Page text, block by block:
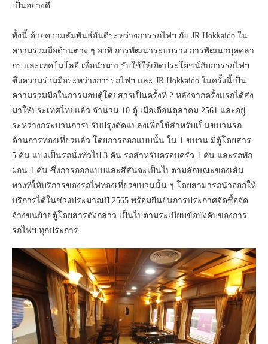
เป็นอย่างดี
ทั้งนี้ ด้วยความสัมพันธ์อันดีระหว่างการรถไฟฯ กับ JR Hokkaido ใน
ความร่วมมือด้านต่าง ๆ อาทิ การพัฒนาระบบราง การพัฒนาบุคคลา
กร และเทคโนโลยี เพื่อนำมาปรับใช้ให้เกิดประโยชน์กับการรถไฟฯ
ซึ่งความร่วมมือระหว่างการรถไฟฯ และ JR Hokkaido ในครั้งนี้เป็น
ความร่วมมือในการมอบตู้โดยสารเป็นครั้งที่ 2 หลังจากครั้งแรกได้ส่ง
มาให้ประเทศไทยแล้ว จำนวน 10 ตู้ เมื่อเดือนตุลาคม 2561 และอยู่
ระหว่างกระบวนการปรับปรุงดัดแปลงเพื่อใช้สำหรับเป็นขบวนรถ
ด้านการท่องเที่ยวแล้ว โดยการออกแบบนั้น ใน 1 ขบวน มีตู้โดยสาร
5 คัน แบ่งเป็นรถนั่งทั่วไป 3 คัน รถสำหรับครอบครัว 1 คัน และรถพัก
ผ่อน 1 คัน ซึ่งการออกแบบและสีสันจะเป็นไปตามลักษณะของเส้น
ทางที่ให้บริการของรถไฟท่องเที่ยวขบวนนั้น ๆ โดยสามารถนำออกให้
บริการได้ในช่วงประมาณปี 2565 พร้อมยืนยันการประกาศจัดซื้อจัด
จ้างขนย้ายตู้โดยสารดังกล่าว เป็นไปตามระเบียบข้อบังคับของการ
รถไฟฯ ทุกประการ.